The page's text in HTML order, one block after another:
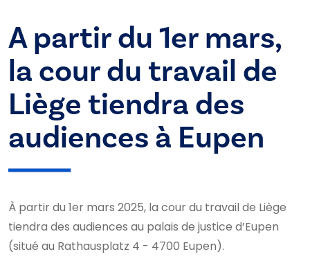
A partir du 1er mars,
la cour du travail de
Liège tiendra des
audiences à Eupen
À partir du 1er mars 2025, la cour du travail de Liège
tiendra des audiences au palais de justice d’Eupen
(situé au Rathausplatz 4 - 4700 Eupen).